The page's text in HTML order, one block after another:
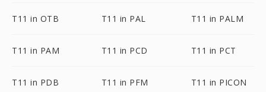
T11 in OTB T11 in PAL T11 in PALM
T11 in PAM T11 in PCD T11 in PCT
T11 in PDB T11 in PFM T11 in PICON